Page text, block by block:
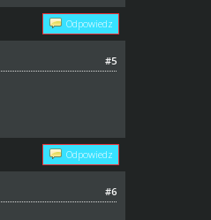
Odpowiedz
#5
Odpowiedz
#6